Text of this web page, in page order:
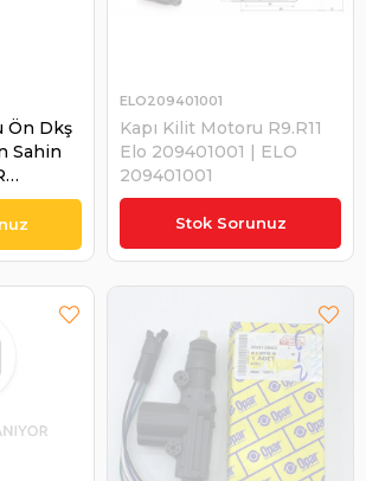
Ön Dkş
Sahin
Stok Sorunuz
Kapı Kilit Motoru R9.R11
Elo 209401001 | ELO
209401001
ELO209401001
₺300,00